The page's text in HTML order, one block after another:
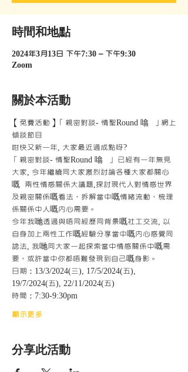
時間和地點
2024年3月13日 下午7:30 – 下午9:30
Zoom
關於本活動
【免費活動】「親密對談- 情聖Round 噏  」網上
傾談節目
咁快又新一年, 大家最近過成點呀?
「親密對談- 情聖Round 噏  」 已經有一年無見
大家, 今年繼續同大家激烈討論各種大家都關心
嘅  兩性情感關係大議題,探討現代人對情感世界
及親密關係嘅看法，拆解當中嘅情緒流動，梳理
係關係中人嘅內心需要。
今年我哋透過與唔同經歷同背景嘅社工交流, 以
自身加上兩性工作嘅經驗分享當中嘅內心感覺同
諗法, 我哋同大家一起探索當中情感關係中嘅需
要，或許當中你都唔難發現到自己嘅身影。
日期：13/3/2024(三), 17/5/2024(五),
19/7/2024(五), 22/11/2024(五)
時間：7:30-9:30pm
顯示更多
分享此活動